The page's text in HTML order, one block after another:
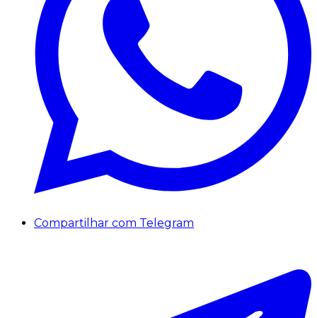
Compartilhar com Telegram